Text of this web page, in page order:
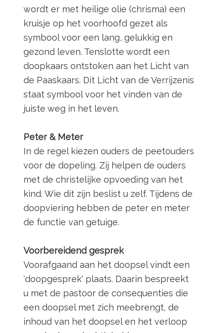
wordt er met heilige olie (chrisma) een
kruisje op het voorhoofd gezet als
symbool voor een lang, gelukkig en
gezond leven. Tenslotte wordt een
doopkaars ontstoken aan het Licht van
de Paaskaars. Dit Licht van de Verrijzenis
staat symbool voor het vinden van de
juiste weg in het leven.
Peter & Meter
In de regel kiezen ouders de peetouders
voor de dopeling. Zij helpen de ouders
met de christelijke opvoeding van het
kind. Wie dit zijn beslist u zelf. Tijdens de
doopviering hebben de peter en meter
de functie van getuige.
Voorbereidend gesprek
Voorafgaand aan het doopsel vindt een
'doopgesprek' plaats. Daarin bespreekt
u met de pastoor de consequenties die
een doopsel met zich meebrengt, de
inhoud van het doopsel en het verloop